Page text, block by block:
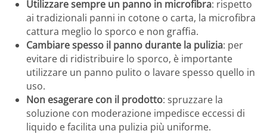
Utilizzare sempre un panno in microfibra: rispetto
ai tradizionali panni in cotone o carta, la microfibra
cattura meglio lo sporco e non graffia.
Cambiare spesso il panno durante la pulizia: per
evitare di ridistribuire lo sporco, è importante
utilizzare un panno pulito o lavare spesso quello in
uso.
Non esagerare con il prodotto: spruzzare la
soluzione con moderazione impedisce eccessi di
liquido e facilita una pulizia più uniforme.